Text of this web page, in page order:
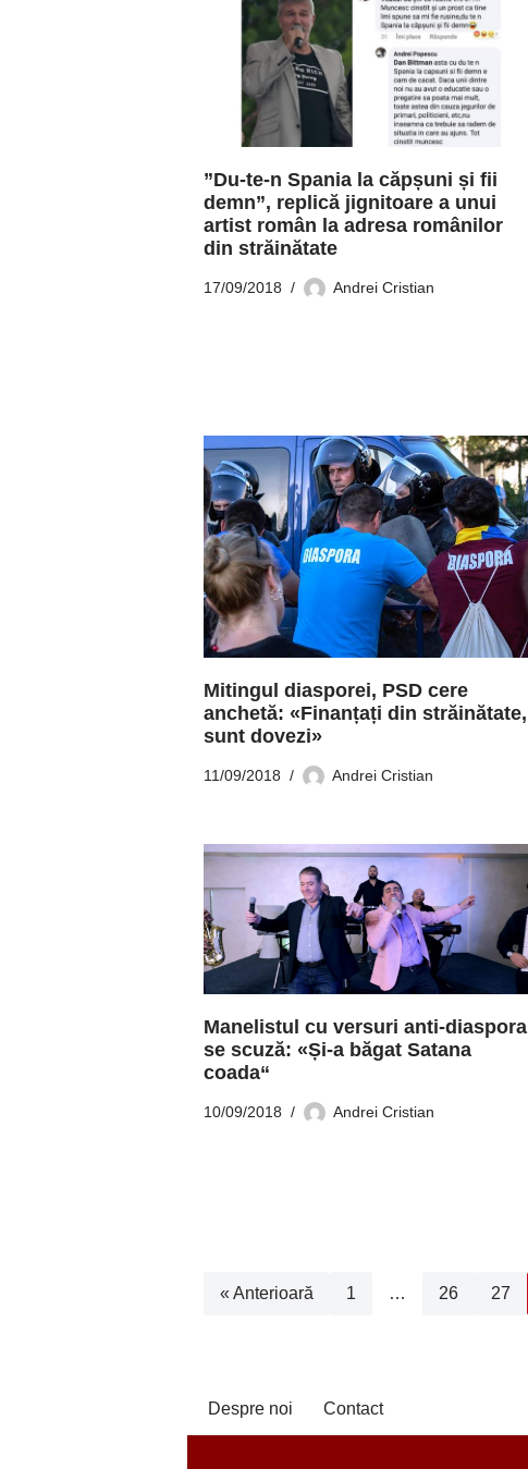
”Du-te-n Spania la căpșuni și fii
demn”, replică jignitoare a unui
artist român la adresa românilor
din străinătate
17/09/2018 Andrei Cristian
Mitingul diasporei, PSD cere
anchetă: «Finanțați din străinătate,
sunt dovezi»
11/09/2018 Andrei Cristian
Manelistul cu versuri anti-diaspora
se scuză: «Și-a băgat Satana
coada“
10/09/2018 Andrei Cristian
« Anterioară 1 … 26 27
Despre noi Contact